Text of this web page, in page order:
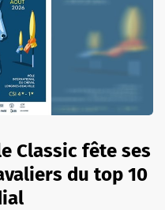
Classic fête ses
du top 10